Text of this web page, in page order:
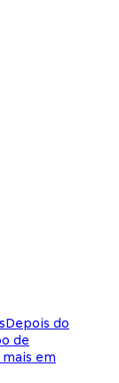
Depois do
de
mais em